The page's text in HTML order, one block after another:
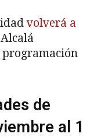
volverá a
programación
de
al 1